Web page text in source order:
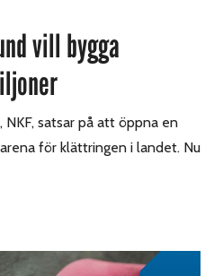
vill bygga
satsar på att öppna en
för klättringen i landet. Nu